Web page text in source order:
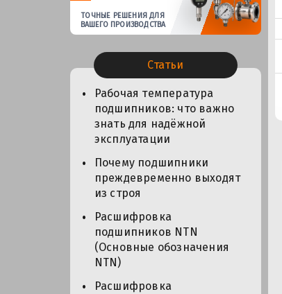
ТОЧНЫЕ РЕШЕНИЯ ДЛЯ
ВАШЕГО ПРОИЗВОДСТВА
Статьи
Рабочая температура
подшипников: что важно
знать для надёжной
эксплуатации
Почему подшипники
преждевременно выходят
из строя
Расшифровка
подшипников NTN
(Основные обозначения
NTN)
Расшифровка